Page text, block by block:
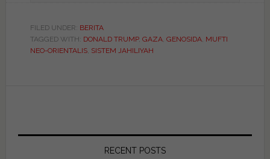
FILED UNDER: BERITA
TAGGED WITH: DONALD TRUMP, GAZA, GENOSIDA, MUFTI
NEO-ORIENTALIS, SISTEM JAHILIYAH
RECENT POSTS